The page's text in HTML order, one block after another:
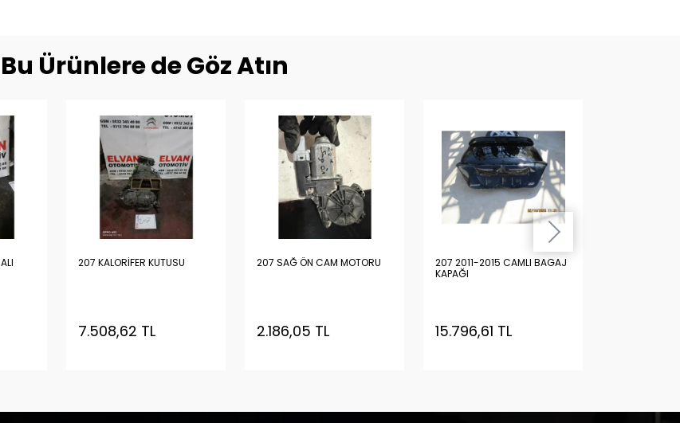
Bu Ürünlere de Göz Atın
207 KALORİFER KUTUSU
7.508,62 TL
207 SAĞ ÖN CAM MOTORU
2.186,05 TL
207 2011-2015 CAMLI BAGAJ
KAPAĞI
15.796,61 TL